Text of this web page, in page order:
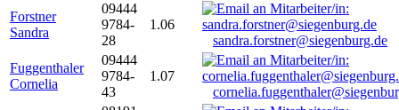
Forstner
Sandra
09444
9784-
28
1.06
sandra.forstner@siegenburg.de
Fuggenthaler
Cornelia
09444
9784-
43
1.07